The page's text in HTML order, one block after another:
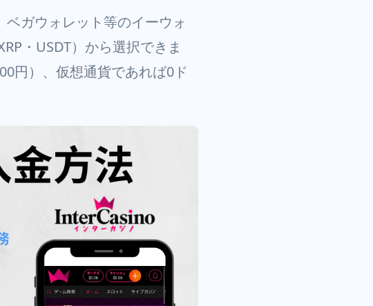
ガウォレット等のイーウォ
・USDT）から選択できま
円）、仮想通貨であれば0ド